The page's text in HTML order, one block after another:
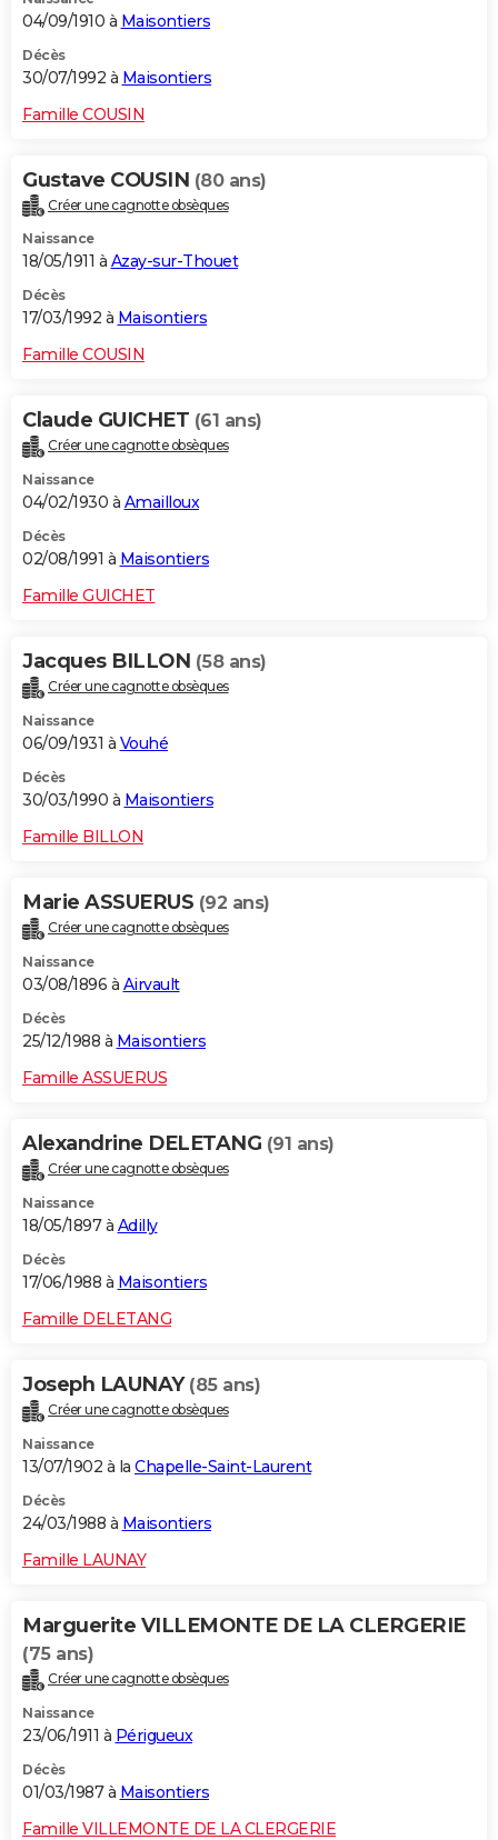
04/09/1910 à Maisontiers
Décès
30/07/1992 à Maisontiers
Famille COUSIN
Gustave COUSIN (80 ans)
Créer une cagnotte obsèques
Naissance
18/05/1911 à Azay-sur-Thouet
Décès
17/03/1992 à Maisontiers
Famille COUSIN
Claude GUICHET (61 ans)
Créer une cagnotte obsèques
Naissance
04/02/1930 à Amailloux
Décès
02/08/1991 à Maisontiers
Famille GUICHET
Jacques BILLON (58 ans)
Créer une cagnotte obsèques
Naissance
06/09/1931 à Vouhé
Décès
30/03/1990 à Maisontiers
Famille BILLON
Marie ASSUERUS (92 ans)
Créer une cagnotte obsèques
Naissance
03/08/1896 à Airvault
Décès
25/12/1988 à Maisontiers
Famille ASSUERUS
Alexandrine DELETANG (91 ans)
Créer une cagnotte obsèques
Naissance
18/05/1897 à Adilly
Décès
17/06/1988 à Maisontiers
Famille DELETANG
Joseph LAUNAY (85 ans)
Créer une cagnotte obsèques
Naissance
13/07/1902 à la Chapelle-Saint-Laurent
Décès
24/03/1988 à Maisontiers
Famille LAUNAY
Marguerite VILLEMONTE DE LA CLERGERIE
(75 ans)
Créer une cagnotte obsèques
Naissance
23/06/1911 à Périgueux
Décès
01/03/1987 à Maisontiers
Famille VILLEMONTE DE LA CLERGERIE